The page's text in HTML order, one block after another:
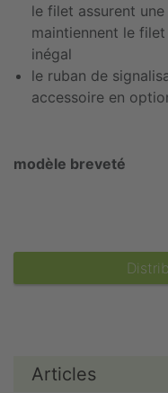
le filet assurent
maintiennent le
inégal
le ruban de
accessoire en
modèle breveté
Articles